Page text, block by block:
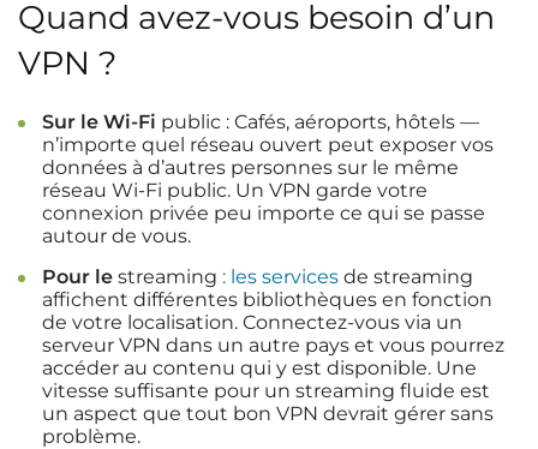
Quand avez-vous besoin d’un
VPN ?
Sur le Wi-Fi public : Cafés, aéroports, hôtels —
n’importe quel réseau ouvert peut exposer vos
données à d’autres personnes sur le même
réseau Wi-Fi public. Un VPN garde votre
connexion privée peu importe ce qui se passe
autour de vous.
Pour le streaming : les services de streaming
affichent différentes bibliothèques en fonction
de votre localisation. Connectez-vous via un
serveur VPN dans un autre pays et vous pourrez
accéder au contenu qui y est disponible. Une
vitesse suffisante pour un streaming fluide est
un aspect que tout bon VPN devrait gérer sans
problème.